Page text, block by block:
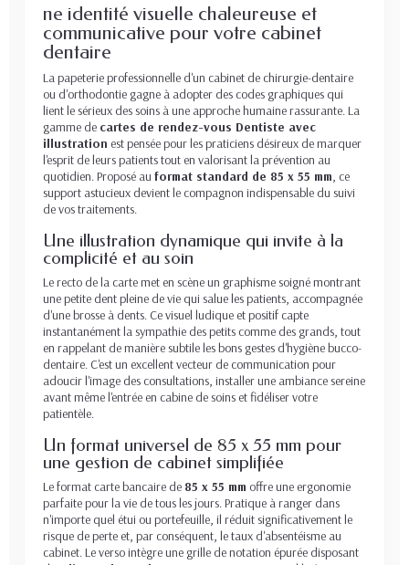
ne identité visuelle chaleureuse et
communicative pour votre cabinet
dentaire
La papeterie professionnelle d'un cabinet de chirurgie-dentaire
ou d'orthodontie gagne à adopter des codes graphiques qui
lient le sérieux des soins à une approche humaine rassurante. La
gamme de cartes de rendez-vous Dentiste avec
illustration est pensée pour les praticiens désireux de marquer
l'esprit de leurs patients tout en valorisant la prévention au
quotidien. Proposé au format standard de 85 x 55 mm, ce
support astucieux devient le compagnon indispensable du suivi
de vos traitements.
Une illustration dynamique qui invite à la
complicité et au soin
Le recto de la carte met en scène un graphisme soigné montrant
une petite dent pleine de vie qui salue les patients, accompagnée
d'une brosse à dents. Ce visuel ludique et positif capte
instantanément la sympathie des petits comme des grands, tout
en rappelant de manière subtile les bons gestes d'hygiène bucco-
dentaire. C'est un excellent vecteur de communication pour
adoucir l'image des consultations, installer une ambiance sereine
avant même l'entrée en cabine de soins et fidéliser votre
patientèle.
Un format universel de 85 x 55 mm pour
une gestion de cabinet simplifiée
Le format carte bancaire de 85 x 55 mm offre une ergonomie
parfaite pour la vie de tous les jours. Pratique à ranger dans
n'importe quel étui ou portefeuille, il réduit significativement le
risque de perte et, par conséquent, le taux d'absentéisme au
cabinet. Le verso intègre une grille de notation épurée disposant